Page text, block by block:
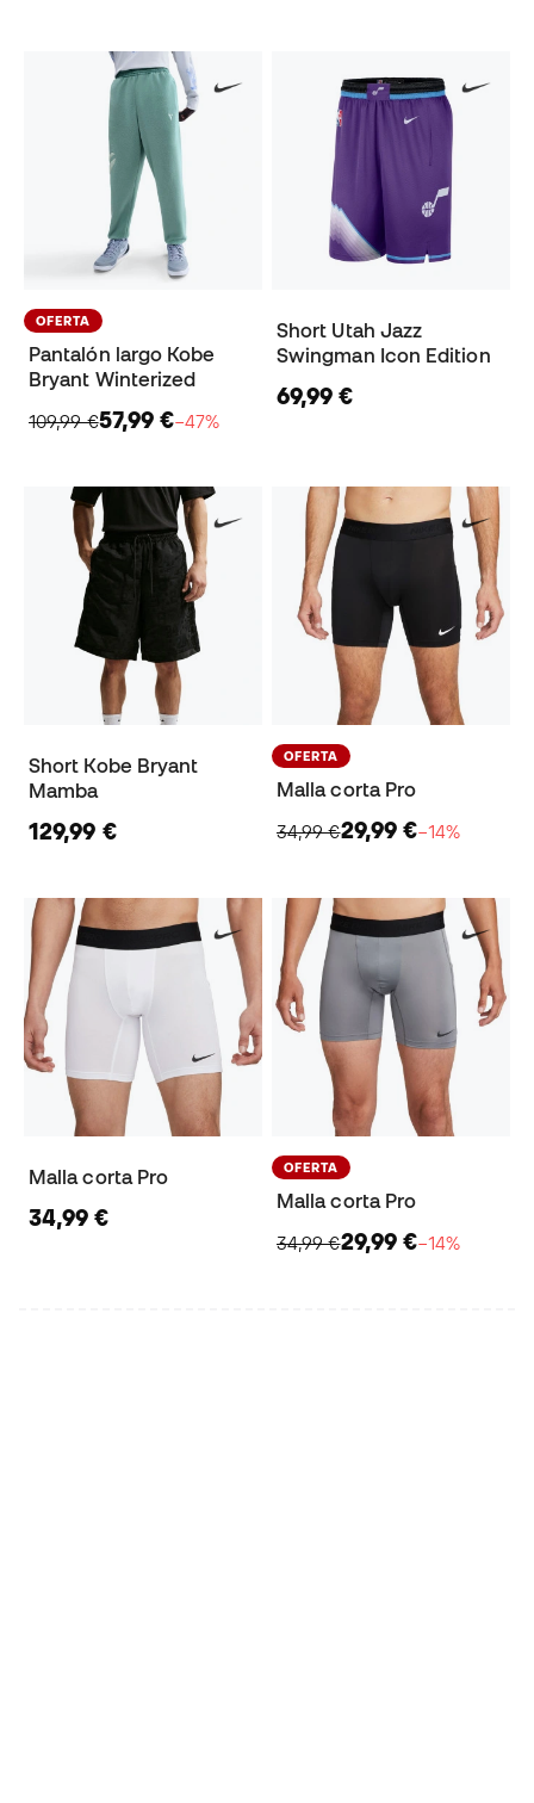
OFERTA
Pantalón largo Kobe
Bryant Winterized
109,99 €57,99 €−47%
Short Utah Jazz
Swingman Icon Edition
69,99 €
Short Kobe Bryant
Mamba
129,99 €
OFERTA
Malla corta Pro
34,99 €29,99 €−14%
Malla corta Pro
34,99 €
OFERTA
Malla corta Pro
34,99 €29,99 €−14%